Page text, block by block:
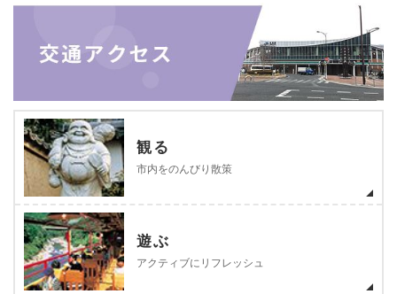
観る
市内をのんびり散策
遊ぶ
アクティブにリフレッシュ